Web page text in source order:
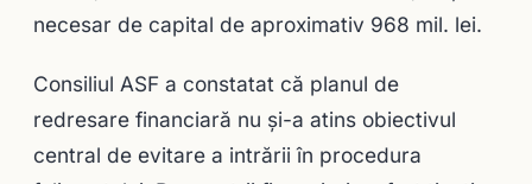
necesar de capital de aproximativ 968 mil. lei.
Consiliul ASF a constatat că planul de
redresare financiară nu și-a atins obiectivul
central de evitare a intrării în procedura